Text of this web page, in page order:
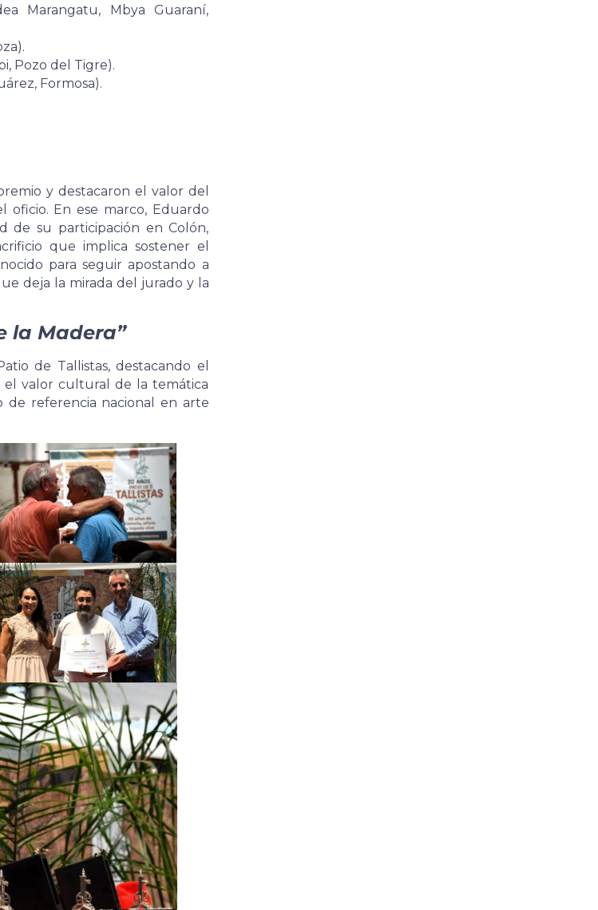
Marangatu, Mbya Guaraní,
Pozo del Tigre).
Formosa).
y destacaron el valor del
oficio. En ese marco, Eduardo
su participación en Colón,
que implica sostener el
para seguir apostando a
deja la mirada del jurado y la
la Madera”
de Tallistas, destacando el
el valor cultural de la temática
de referencia nacional en arte